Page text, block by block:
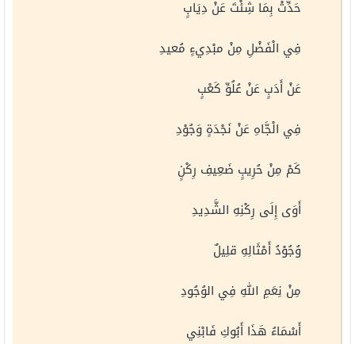
حَدِّثْ بِمَا شِئْتَ عَنْ دِيَابٍ
فِي الْفَضْلِ مِنْ مبْدِيءٍ مُعيدِ
عَنْ أَدَبٍ عَنْ عُلُوِّ كَعْبٍ
فِي الْجَّاهِ عَنْ نَجْدَةٍ وَجُوْدِ
كَمْ مِنْ حُرِيبٍ ضَعِيفِ رِكْنٍ
أَوَى إِلَى رِكْنِهِ الشَّدِيدِ
وُجُوْدُ أَمْثَالِهِ قلِيلٌ
مِنْ نِعَمِ اللهِ فِي الوُجُودِ
أَسْمَاءُ هَذَا أَبُوكِ فَابْنِي